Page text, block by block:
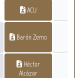
ACU
Barón Zemo
Héctor
Alcázar